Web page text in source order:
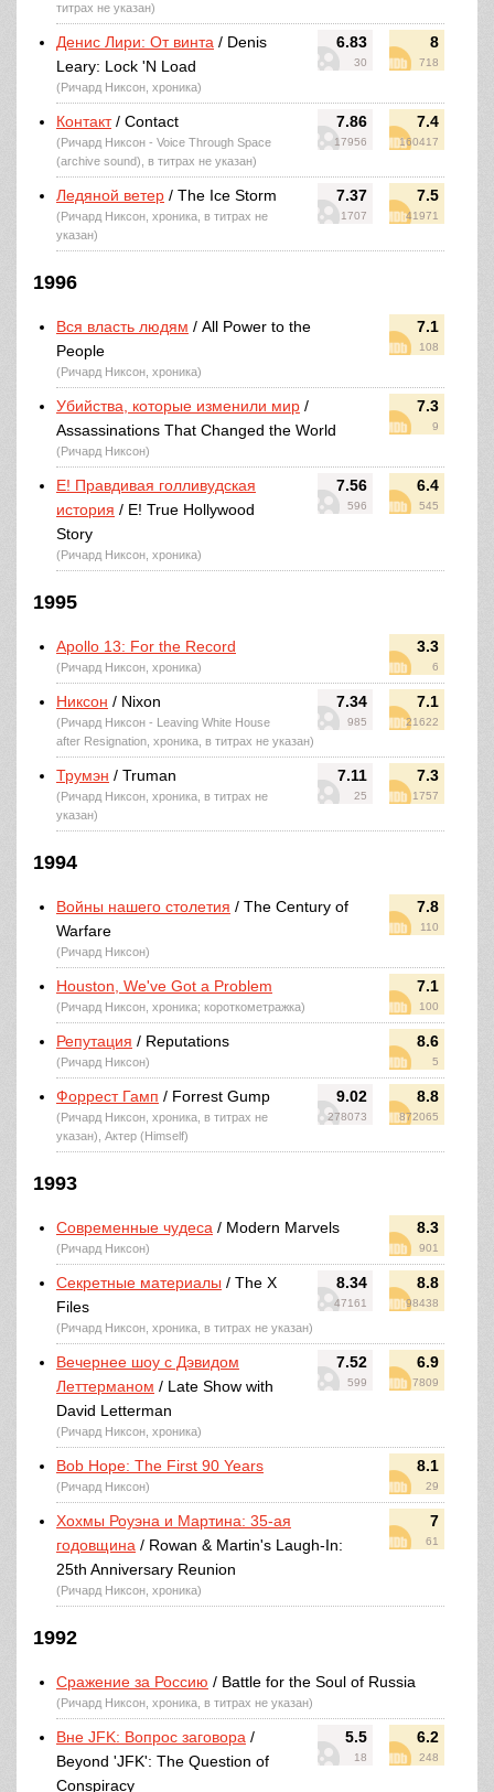
титрах не указан)
6.83
30
8
718
Денис Лири: От винта / Denis
Leary: Lock 'N Load
(Ричард Никсон, хроника)
7.86
17956
7.4
160417
Контакт/ Contact
(Ричард Никсон - Voice Through Space
(archive sound), в титрах не указан)
7.37
1707
7.5
41971
Ледяной ветер / The Ice Storm
(Ричард Никсон, хроника, в титрах не
указан)
1996
7.1
108
Вся власть людям / All Power to the
People
(Ричард Никсон, хроника)
7.3
9
Убийства, которые изменили мир /
Assassinations That Changed the World
(Ричард Никсон)
7.56
596
6.4
545
E! Правдивая голливудская
история / E! True Hollywood
Story
(Ричард Никсон, хроника)
1995
3.3
6
Apollo 13: For the Record
(Ричард Никсон, хроника)
7.34
985
7.1
21622
Никсон / Nixon
(Ричард Никсон - Leaving White House
after Resignation, хроника, в титрах не указан)
7.11
25
7.3
1757
Трумэн / Truman
(Ричард Никсон, хроника, в титрах не
указан)
1994
7.8
110
Войны нашего столетия / The Century of
Warfare
(Ричард Никсон)
7.1
100
Houston, We've Got a Problem
(Ричард Никсон, хроника; короткометражка)
8.6
5
Репутация / Reputations
(Ричард Никсон)
9.02
278073
8.8
872065
Форрест Гамп / Forrest Gump
(Ричард Никсон, хроника, в титрах не
указан), Актер (Himself)
1993
8.3
901
Современные чудеса / Modern Marvels
(Ричард Никсон)
8.34
47161
8.8
98438
Секретные материалы / The X
Files
(Ричард Никсон, хроника, в титрах не указан)
7.52
599
6.9
7809
Вечернее шоу с Дэвидом
Леттерманом / Late Show with
David Letterman
(Ричард Никсон, хроника)
8.1
29
Bob Hope: The First 90 Years
(Ричард Никсон)
7
61
Хохмы Роуэна и Мартина: 35-ая
годовщина / Rowan & Martin's Laugh-In:
25th Anniversary Reunion
(Ричард Никсон, хроника)
1992
Сражение за Россию / Battle for the Soul of Russia
(Ричард Никсон, хроника, в титрах не указан)
5.5
18
6.2
248
Вне JFK: Вопрос заговора /
Beyond 'JFK': The Question of
Conspiracy